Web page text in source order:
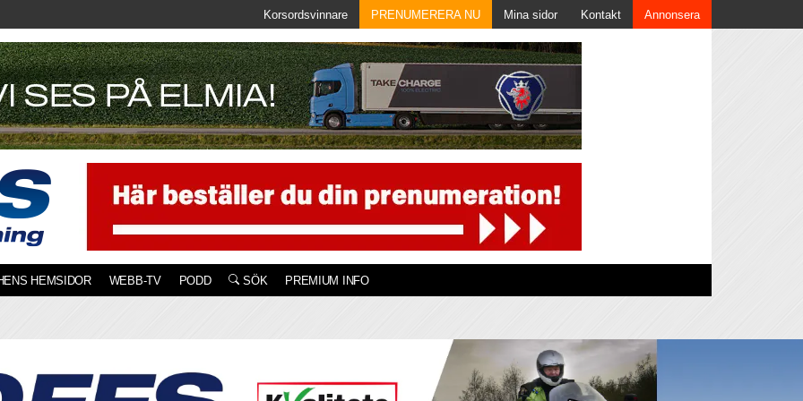
Korsordsvinnare PRENUMERERA NU Mina sidor Kontakt Annonsera
HEMSIDOR WEBB-TV PODD SÖK PREMIUM INFO